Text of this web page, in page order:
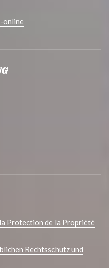
online
Protection de la Propriété
Rechtsschutz und